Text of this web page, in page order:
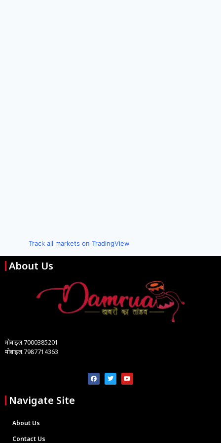
Track all markets on TradingView
About Us
मोबाइल.7000385201
मोबाइल.7987714363
Navigate Site
About Us
Contact Us